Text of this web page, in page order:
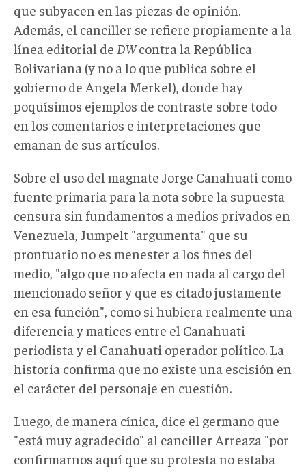
que subyacen en las piezas de opinión.
Además, el canciller se refiere propiamente a la
línea editorial de DWcontra la República
Bolivariana (y no a lo que publica sobre el
gobierno de Angela Merkel), donde hay
poquísimos ejemplos de contraste sobre todo
en los comentarios e interpretaciones que
emanan de sus artículos.
Sobre el uso del magnate Jorge Canahuati como
fuente primaria para la nota sobre la supuesta
censura sin fundamentos a medios privados en
Venezuela, Jumpelt "argumenta" que su
prontuario no es menester a los fines del
medio, "algo que no afecta en nada al cargo del
mencionado señor y que es citado justamente
en esa función", como si hubiera realmente una
diferencia y matices entre el Canahuati
periodista y el Canahuati operador político. La
historia confirma que no existe una escisión en
el carácter del personaje en cuestión.
Luego, de manera cínica, dice el germano que
"está muy agradecido" al canciller Arreaza "por
confirmarnos aquí que su protesta no estaba